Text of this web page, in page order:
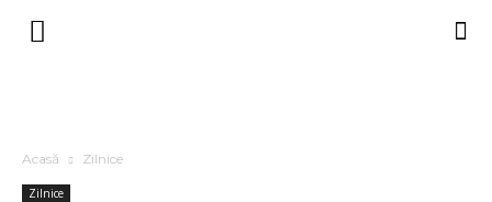
Acasă Zilnice
Zilnice